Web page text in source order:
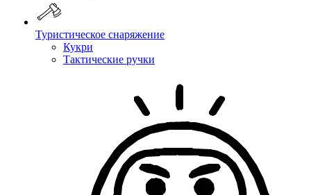
Туристическое снаряжение
Кукри
Тактические ручки